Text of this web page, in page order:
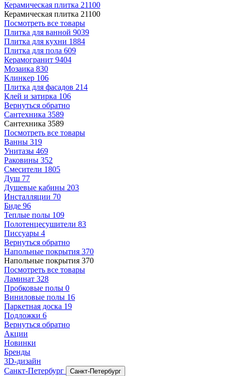
Керамическая плитка 21100
Керамическая плитка 21100
Посмотреть все товары
Плитка для ванной 9039
Плитка для кухни 1884
Плитка для пола 609
Керамогранит 9404
Мозаика 830
Клинкер 106
Плитка для фасадов 214
Клей и затирка 106
Вернуться обратно
Сантехника 3589
Сантехника 3589
Посмотреть все товары
Ванны 319
Унитазы 469
Раковины 352
Смесители 1805
Душ 77
Душевые кабины 203
Инсталляции 70
Биде 96
Теплые полы 109
Полотенцесушители 83
Писсуары 4
Вернуться обратно
Напольные покрытия 370
Напольные покрытия 370
Посмотреть все товары
Ламинат 328
Пробковые полы 0
Виниловые полы 16
Паркетная доска 19
Подложки 6
Вернуться обратно
Акции
Новинки
Бренды
3D-дизайн
Санкт-Петербург
Санкт-Петербург